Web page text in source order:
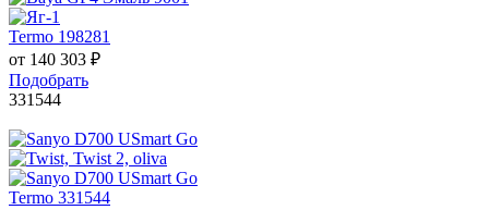
Termo 198281
от 140 303 ₽
Подобрать
331544
Termo 331544